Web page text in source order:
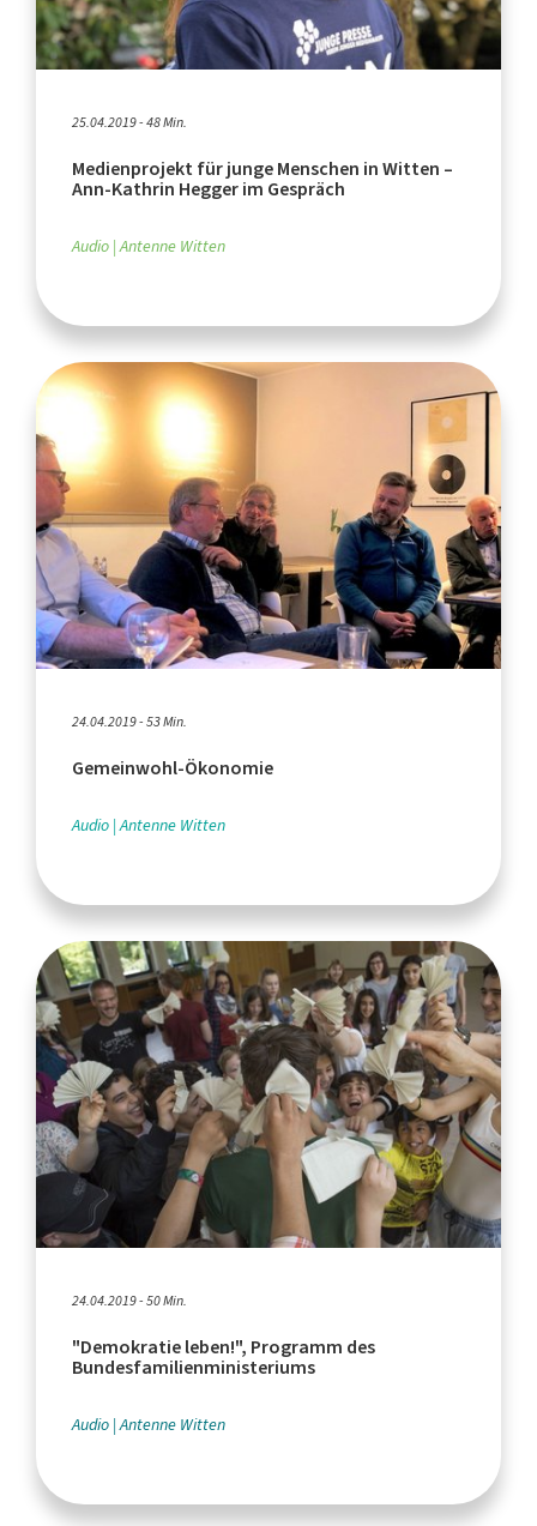
25.04.2019 - 48 Min.
Medienprojekt für junge Menschen in Witten –
Ann-Kathrin Hegger im Gespräch
Audio Antenne Witten
24.04.2019 - 53 Min.
Gemeinwohl-Ökonomie
Audio Antenne Witten
24.04.2019 - 50 Min.
"Demokratie leben!", Programm des
Bundesfamilienministeriums
Audio Antenne Witten